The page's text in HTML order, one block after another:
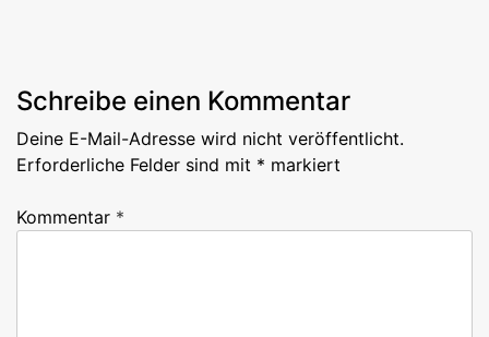
Schreibe einen Kommentar
Deine E-Mail-Adresse wird nicht veröffentlicht.
Erforderliche Felder sind mit * markiert
Kommentar *